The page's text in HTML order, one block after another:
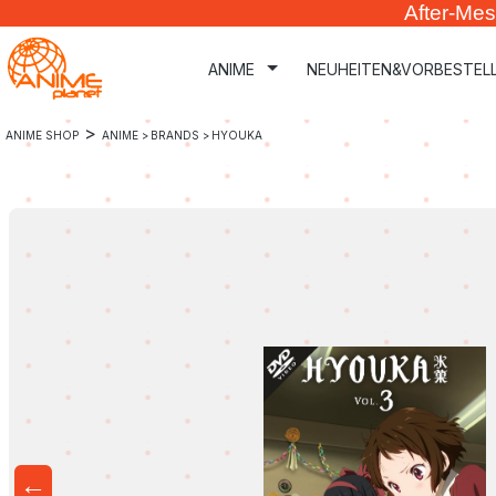
Hauptinhalt springen
Zur Suche springen
Zur Hauptnavigation springen
After-
ANIME
ANIME SHOP > ANIME > BRANDS > HYOUKA
←